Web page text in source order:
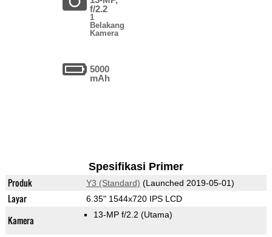
f/2.2
1
Belakang
Kamera
5000
mAh
Spesifikasi Primer
Produk Y3 (Standard) (Launched 2019-05-01)
Layar 6.35" 1544x720 IPS LCD
Kamera 13-MP f/2.2 (Utama)